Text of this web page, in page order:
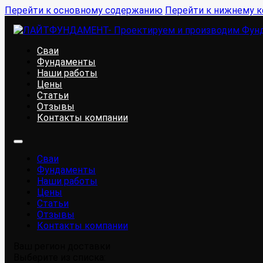
Перейти к основному содержанию Перейти к нижнему
Сваи
Фундаменты
Наши работы
Цены
Статьи
Отзывы
Контакты компании
Сваи
Фундаменты
Наши работы
Цены
Статьи
Отзывы
Контакты компании